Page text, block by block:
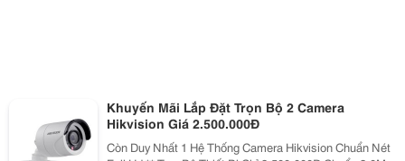
Khuyến Mãi Lắp Đặt Trọn Bộ 2 Camera
Hikvision Giá 2.500.000Đ
Còn Duy Nhất 1 Hệ Thống Camera Hikvision Chuẩn Nét